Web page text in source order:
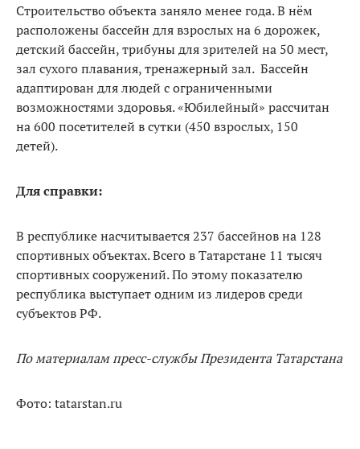
Строительство объекта заняло менее года. В нём
расположены бассейн для взрослых на 6 дорожек,
детский бассейн, трибуны для зрителей на 50 мест,
зал сухого плавания, тренажерный зал. Бассейн
адаптирован для людей с ограниченными
возможностями здоровья. «Юбилейный» рассчитан
на 600 посетителей в сутки (450 взрослых, 150
детей).
Для справки:
В республике насчитывается 237 бассейнов на 128
спортивных объектах. Всего в Татарстане 11 тысяч
спортивных сооружений. По этому показателю
республика выступает одним из лидеров среди
субъектов РФ.
По материалам пресс-службы Президента Татарстана
Фото: tatarstan.ru